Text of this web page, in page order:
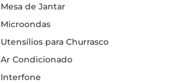
Mesa de Jantar
Microondas
Utensílios para Churrasco
Ar Condicionado
Interfone